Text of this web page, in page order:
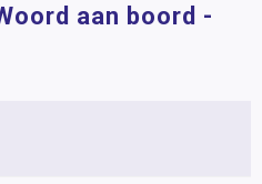
aan boord -